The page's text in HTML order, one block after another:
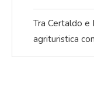
Tra Certaldo e
agrituristica